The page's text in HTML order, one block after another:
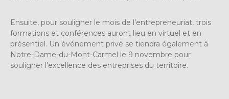
Ensuite, pour souligner le mois de l’entrepreneuriat, trois
formations et conférences auront lieu en virtuel et en
présentiel. Un événement privé se tiendra également à
Notre-Dame-du-Mont-Carmel le 9 novembre pour
souligner l’excellence des entreprises du territoire.